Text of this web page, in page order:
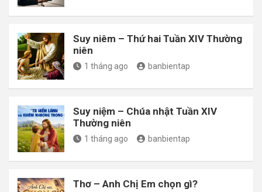
Suy niêm – Thứ hai Tuần XIV Thường
niên
1 tháng ago banbientap
Suy niệm – Chúa nhật Tuần XIV
Thường niên
1 tháng ago banbientap
Thơ – Anh Chị Em chọn gì?